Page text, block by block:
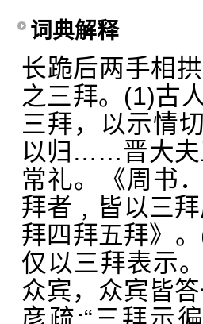
词典解释
长跪后两手相
之三拜。(1)古
三拜，以示情
以归……晋大夫
常礼。《周书
拜者﹐皆以三
拜四拜五拜》
仅以三拜表示
众宾，众宾皆